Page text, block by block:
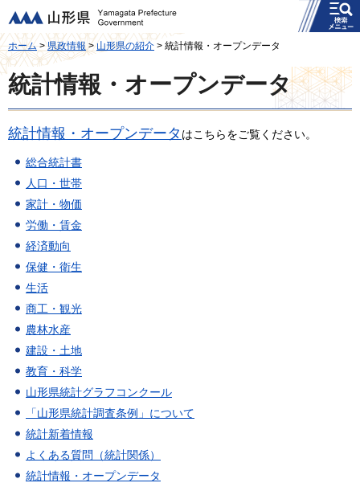
山形県
メニュー
ホーム>県政情報>山形県の紹介 > 統計情報・オープンデータ
統計情報・オープンデータ
統計情報・オープンデータ はこちらをご覧ください。
総合統計書
人口・世帯
家計・物価
労働・賃金
経済動向
保健・衛生
生活
商工・観光
農林水産
建設・土地
教育・科学
山形県統計グラフコンクール
「山形県統計調査条例」について
統計新着情報
よくある質問（統計関係）
統計情報・オープンデータ